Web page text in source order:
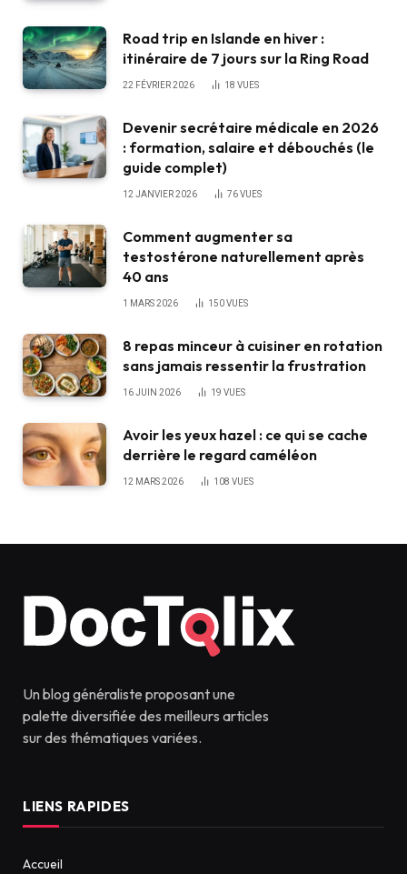
Road trip en Islande en hiver :
itinéraire de 7 jours sur la Ring Road
22 FÉVRIER 2026 18 VUES
Devenir secrétaire médicale en 2026
: formation, salaire et débouchés (le
guide complet)
12 JANVIER 2026 76VUES
Comment augmenter sa
testostérone naturellement après
40 ans
1 MARS 2026 150VUES
8 repas minceur à cuisiner en rotation
sans jamais ressentir la frustration
16 JUIN 2026 19 VUES
Avoir les yeux hazel : ce qui se cache
derrière le regard caméléon
12 MARS 2026 108 VUES
Un blog généraliste proposant une
palette diversifiée des meilleurs articles
sur des thématiques variées.
LIENS RAPIDES
Accueil